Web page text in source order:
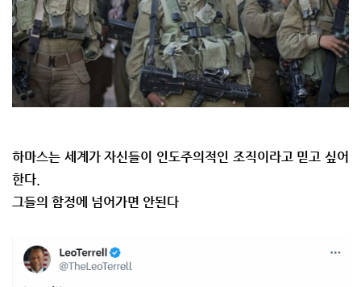
하마스는 세계가 자신들이 인도주의적인 조직이라고 믿고 싶어
한다.
그들의 함정에 넘어가면 안된다